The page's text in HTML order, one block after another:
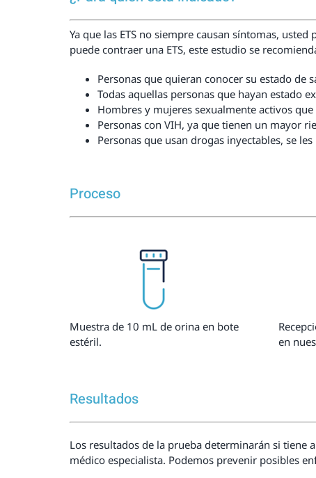
Ya que las ETS no siempre causan síntomas,
puede contraer una ETS, este estudio se
Personas que quieran conocer su estado de
Todas aquellas personas que hayan estado
Hombres y mujeres sexualmente activos
Personas con VIH, ya que tienen un mayor
Personas que usan drogas inyectables, se
Proceso
Muestra de 10 mL de orina en bote
estéril.
en
Resultados
Los resultados de la prueba determinarán si tiene
médico especialista. Podemos prevenir posibles